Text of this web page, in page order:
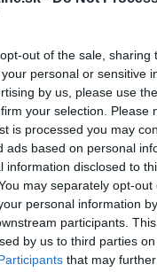
out of the sale, sharing
personal or sensitive
by us, please use
your selection. Please
is processed you may
ads based on personal
information disclosed to
may separately opt-
personal information
participants.
by us to third parties
that may